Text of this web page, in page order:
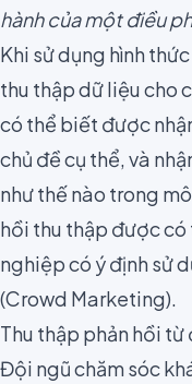
hành của một điều
Khi sử dụng hình
thu thập dữ liệu cho
có thể biết được
chủ đề cụ thể, và
như thế nào trong
hồi thu thập được
nghiệp có ý định sử
(Crowd Marketing).
Thu thập phản hồi
Đội ngũ chăm sóc